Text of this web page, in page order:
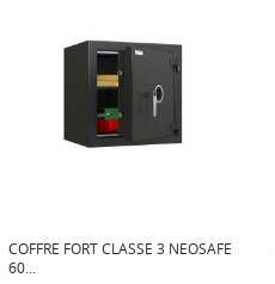
COFFRE FORT CLASSE 3 NEOSAFE
60...